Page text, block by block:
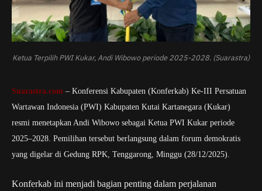
Ketua Terpilih PWI Kukar, Andi Wibowo periode 2025-2028. (Suarastra)
Suarastra.com – Konferensi Kabupaten (Konferkab) Ke-III Persatuan
Wartawan Indonesia (PWI) Kabupaten Kutai Kartanegara (Kukar)
resmi menetapkan Andi Wibowo sebagai Ketua PWI Kukar periode
2025–2028. Pemilihan tersebut berlangsung dalam forum demokratis
yang digelar di Gedung RPK, Tenggarong, Minggu (28/12/2025).
Konferkab ini menjadi bagian penting dalam perjalanan